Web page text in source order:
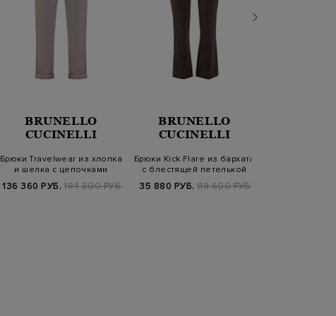
BRUNELLO
CUCINELLI
Брюки Travelwear из хлопка
и шелка с цепочками
136 360 РУБ. 194 800 РУБ.
BRUNELLO
CUCINELLI
Брюки Kick Flare из бархата
с блестящей петелькой
35 880 РУБ. 119 600 РУБ.